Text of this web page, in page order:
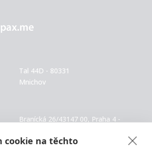
cookie na těchto
Tal 44D - 80331
Mnichov
Branícká 26/43147 00, Praha 4 -